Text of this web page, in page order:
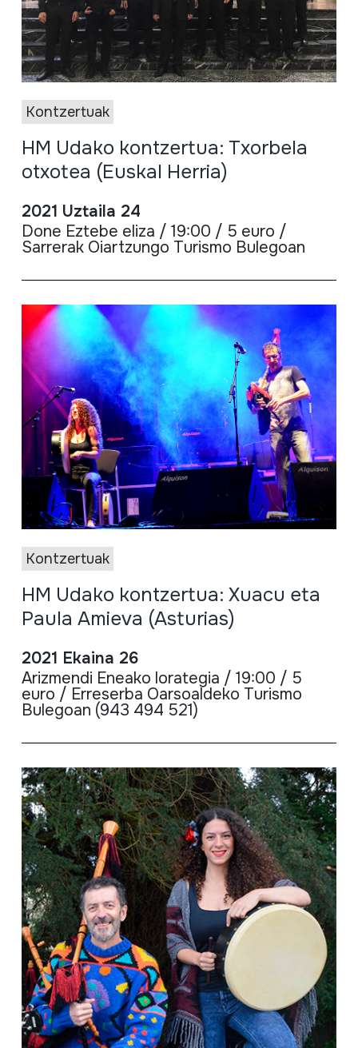
Kontzertuak
HM Udako kontzertua: Txorbela
otxotea (Euskal Herria)
2021 Uztaila 24
Done Eztebe eliza / 19:00 / 5 euro /
Sarrerak Oiartzungo Turismo Bulegoan
Kontzertuak
HM Udako kontzertua: Xuacu eta
Paula Amieva (Asturias)
2021 Ekaina 26
Arizmendi Eneako lorategia / 19:00 / 5
euro / Erreserba Oarsoaldeko Turismo
Bulegoan (943 494 521)